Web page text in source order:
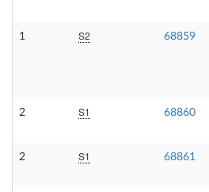
1 S2 68859
2 S1 68860
2 S1 68861